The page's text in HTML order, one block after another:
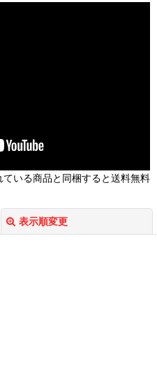
いる商品と同梱すると送料無料
表示順変更